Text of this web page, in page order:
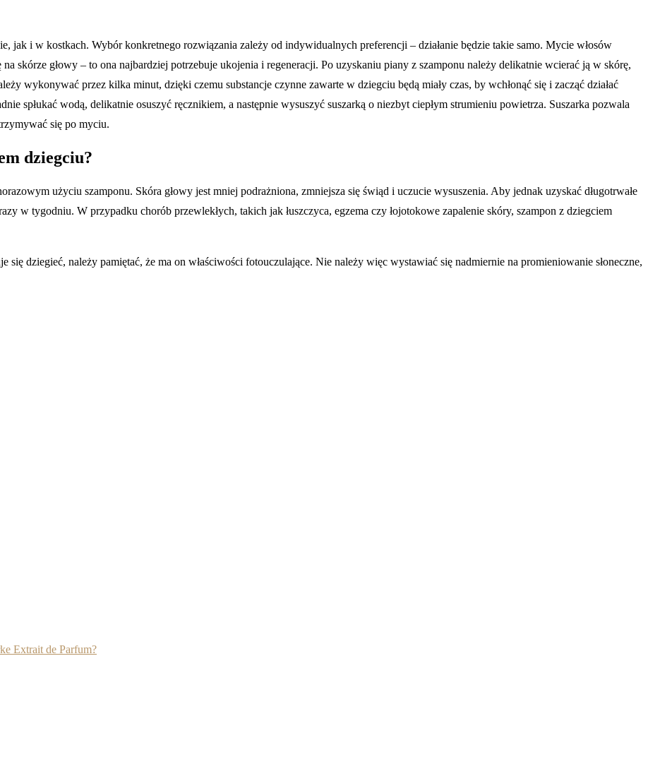
jak i w kostkach. Wybór konkretnego rozwiązania zależy od indywidualnych preferencji – działanie będzie takie samo. Mycie włosów
skórze głowy – to ona najbardziej potrzebuje ukojenia i regeneracji. Po uzyskaniu piany z szamponu należy delikatnie wcierać ją w skórę,
wykonywać przez kilka minut, dzięki czemu substancje czynne zawarte w dziegciu będą miały czas, by wchłonąć się i zacząć działać
spłukać wodą, delikatnie osuszyć ręcznikiem, a następnie wysuszyć suszarką o niezbyt ciepłym strumieniu powietrza. Suszarka pozwala
się po myciu.
dziegciu?
użyciu szamponu. Skóra głowy jest mniej podrażniona, zmniejsza się świąd i uczucie wysuszenia. Aby jednak uzyskać długotrwałe
w tygodniu. W przypadku chorób przewlekłych, takich jak łuszczyca, egzema czy łojotokowe zapalenie skóry, szampon z dziegciem
się dziegieć, należy pamiętać, że ma on właściwości fotouczulające. Nie należy więc wystawiać się nadmiernie na promieniowanie słoneczne,
Extrait de Parfum?